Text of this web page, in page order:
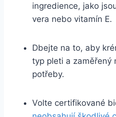
ingredience, jako
vera nebo‍ vitamín E.
Dbejte na to, aby
typ pleti a zaměřený
potřeby.
Volte ‍certifikované